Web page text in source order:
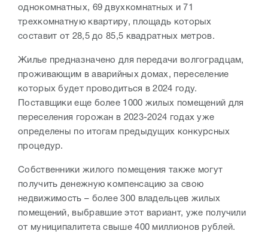
однокомнатных, 69 двухкомнатных и 71
трехкомнатную квартиру, площадь которых
составит от 28,5 до 85,5 квадратных метров.
Жилье предназначено для передачи волгоградцам,
проживающим в аварийных домах, переселение
которых будет проводиться в 2024 году.
Поставщики еще более 1000 жилых помещений для
переселения горожан в 2023-2024 годах уже
определены по итогам предыдущих конкурсных
процедур.
Собственники жилого помещения также могут
получить денежную компенсацию за свою
недвижимость – более 300 владельцев жилых
помещений, выбравшие этот вариант, уже получили
от муниципалитета свыше 400 миллионов рублей.